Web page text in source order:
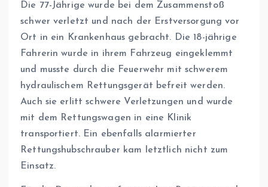
Die 77-Jährige wurde bei dem Zusammenstoß
schwer verletzt und nach der Erstversorgung vor
Ort in ein Krankenhaus gebracht. Die 18-jährige
Fahrerin wurde in ihrem Fahrzeug eingeklemmt
und musste durch die Feuerwehr mit schwerem
hydraulischem Rettungsgerät befreit werden.
Auch sie erlitt schwere Verletzungen und wurde
mit dem Rettungswagen in eine Klinik
transportiert. Ein ebenfalls alarmierter
Rettungshubschrauber kam letztlich nicht zum
Einsatz.